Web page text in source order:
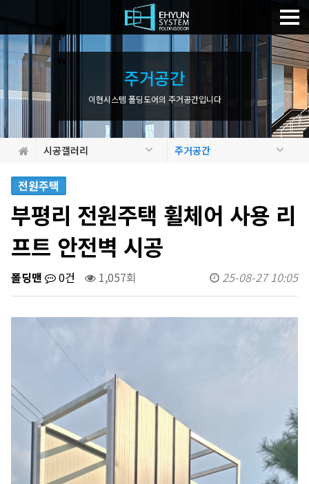
주거공간
이현시스템 폴딩도어의 주거공간입니다
시공갤러리 주거공간
전원주택
부평리 전원주택 휠체어 사용 리
프트 안전벽 시공
폴딩맨 0건 1,057회 25-08-27 10:05